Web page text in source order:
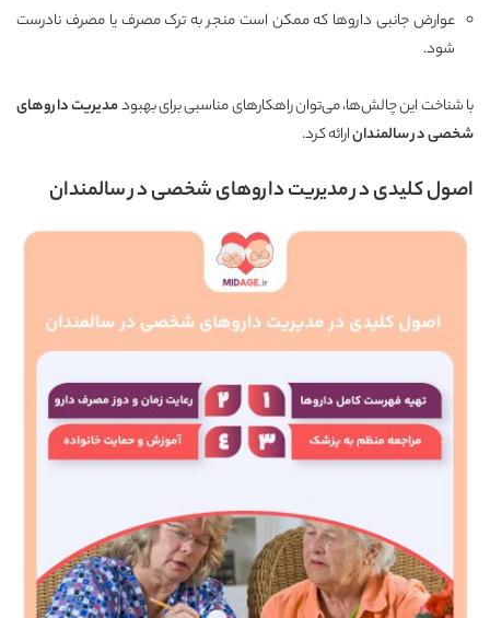
عوارض جانبی داروها که ممکن است منجر به ترک مصرف یا مصرف نادرست
شود.
با شناخت این چالش‌ها، می‌توان راهکارهای مناسبی برای بهبودمدیریت داروهای
شخصی در سالمندانارائه کرد.
اصول کلیدی در مدیریت داروهای شخصی در سالمندان